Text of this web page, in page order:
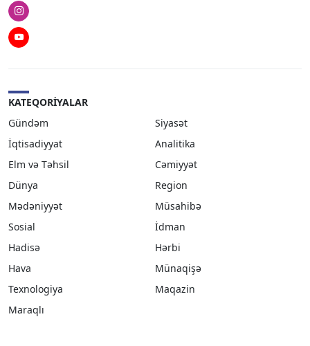
Instagram
Youtube
KATEQORIYALAR
Gündəm
Siyasət
İqtisadiyyat
Analitika
Elm və Təhsil
Cəmiyyət
Dünya
Region
Mədəniyyət
Müsahibə
Sosial
İdman
Hadisə
Hərbi
Hava
Münaqişə
Texnologiya
Maqazin
Maraqlı